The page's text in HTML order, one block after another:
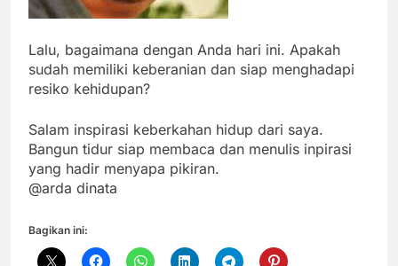
Lalu, bagaimana dengan Anda hari ini. Apakah
sudah memiliki keberanian dan siap menghadapi
resiko kehidupan?
Salam inspirasi keberkahan hidup dari saya.
Bangun tidur siap membaca dan menulis inpirasi
yang hadir menyapa pikiran.
@arda dinata
Bagikan ini: